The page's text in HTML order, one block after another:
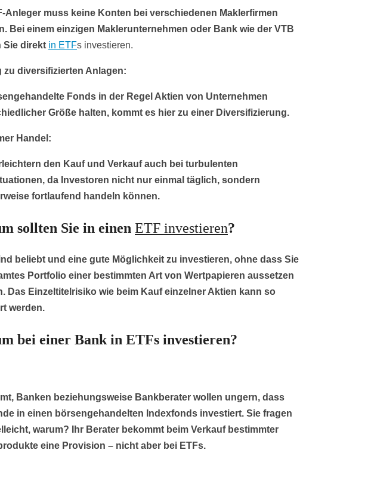
Anleger muss keine Konten bei verschiedenen Maklerfirmen
Bei einem einzigen Maklerunternehmen oder Bank wie der VTB
Sie direkt in ETFs investieren.
zu diversifizierten Anlagen:
Fonds in der Regel Aktien von Unternehmen
Größe halten, kommt es hier zu einer Diversifizierung.
Handel:
den Kauf und Verkauf auch bei turbulenten
da Investoren nicht nur einmal täglich, sondern
fortlaufend handeln können.
sollten Sie in einen ETF investieren?
beliebt und eine gute Möglichkeit zu investieren, ohne dass Sie
Portfolio einer bestimmten Art von Wertpapieren aussetzen
Das Einzeltitelrisiko wie beim Kauf einzelner Aktien kann so
werden.
bei einer Bank in ETFs investieren?
Banken beziehungsweise Bankberater wollen ungern, dass
in einen börsengehandelten Indexfonds investiert. Sie fragen
warum? Ihr Berater bekommt beim Verkauf bestimmter
eine Provision – nicht aber bei ETFs.